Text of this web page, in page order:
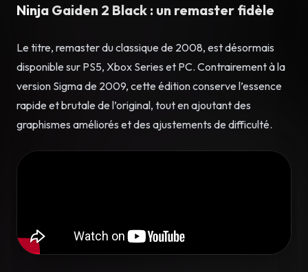
Ninja Gaiden 2 Black : un remaster fidèle
Le titre, remaster du classique de 2008, est désormais
disponible sur PS5, Xbox Series et PC. Contrairement à la
version Sigma de 2009, cette édition conserve l’essence
rapide et brutale de l’original, tout en ajoutant des
graphismes améliorés et des ajustements de difficulté.